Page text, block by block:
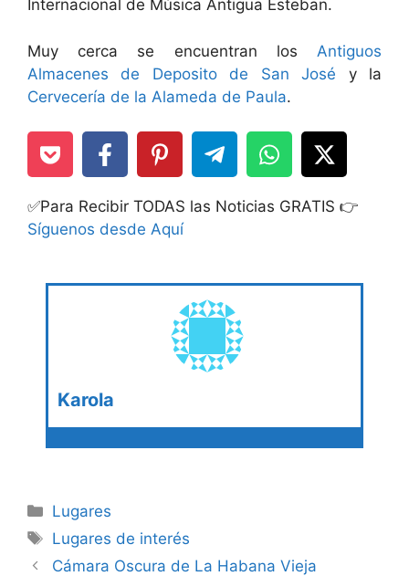
Internacional de Música Antigua Esteban.
Muy cerca se encuentran los Antiguos
Almacenes de Deposito de San José y la
Cervecería de la Alameda de Paula.
✅Para Recibir TODAS las Noticias GRATIS 👉
Síguenos desde Aquí
Karola
Categories
Lugares
Tags
Lugares de interés
Cámara Oscura de La Habana Vieja